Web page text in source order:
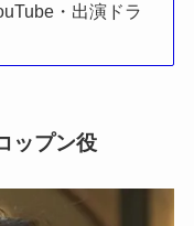
・出演ドラ
ップン役